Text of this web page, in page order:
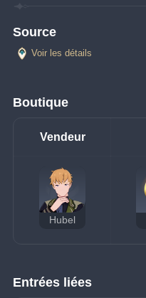
Source
Voir les détails
Boutique
Vendeur
Hubel
Entrées liées